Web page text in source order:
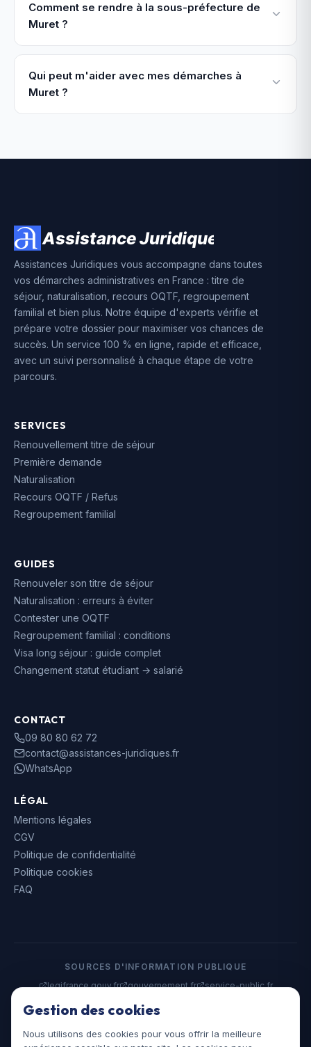
Comment se rendre à la sous-préfecture de
Muret ?
Qui peut m'aider avec mes démarches à
Muret ?
Assistances Juridiques vous accompagne dans toutes
vos démarches administratives en France : titre de
séjour, naturalisation, recours OQTF, regroupement
familial et bien plus. Notre équipe d'experts vérifie et
prépare votre dossier pour maximiser vos chances de
succès. Un service 100 % en ligne, rapide et efficace,
avec un suivi personnalisé à chaque étape de votre
parcours.
SERVICES
Renouvellement titre de séjour
Première demande
Naturalisation
Recours OQTF / Refus
Regroupement familial
GUIDES
Renouveler son titre de séjour
Naturalisation : erreurs à éviter
Contester une OQTF
Regroupement familial : conditions
Visa long séjour : guide complet
Changement statut étudiant → salarié
CONTACT
09 80 80 62 72
contact@assistances-juridiques.fr
WhatsApp
LÉGAL
Mentions légales
CGV
Politique de confidentialité
Politique cookies
FAQ
SOURCES D'INFORMATION PUBLIQUE
legifrance.gouv.fr
gouvernement.fr
service-public.fr
©2026 Assistances Juridiques. Tous droits réservés.
Gestion des cookies
Nous utilisons des cookies pour vous offrir la meilleure